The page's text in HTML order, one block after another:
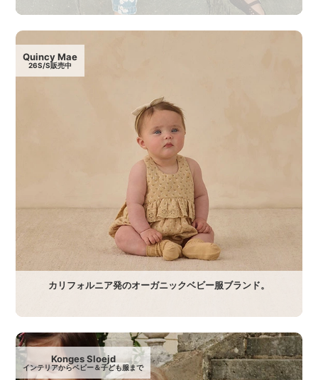
Quincy Mae
26S/S販売中
カリフォルニア発のオーガニックベビー服ブランド。
Konges Sloejd
インテリアからベビー＆子ども服まで